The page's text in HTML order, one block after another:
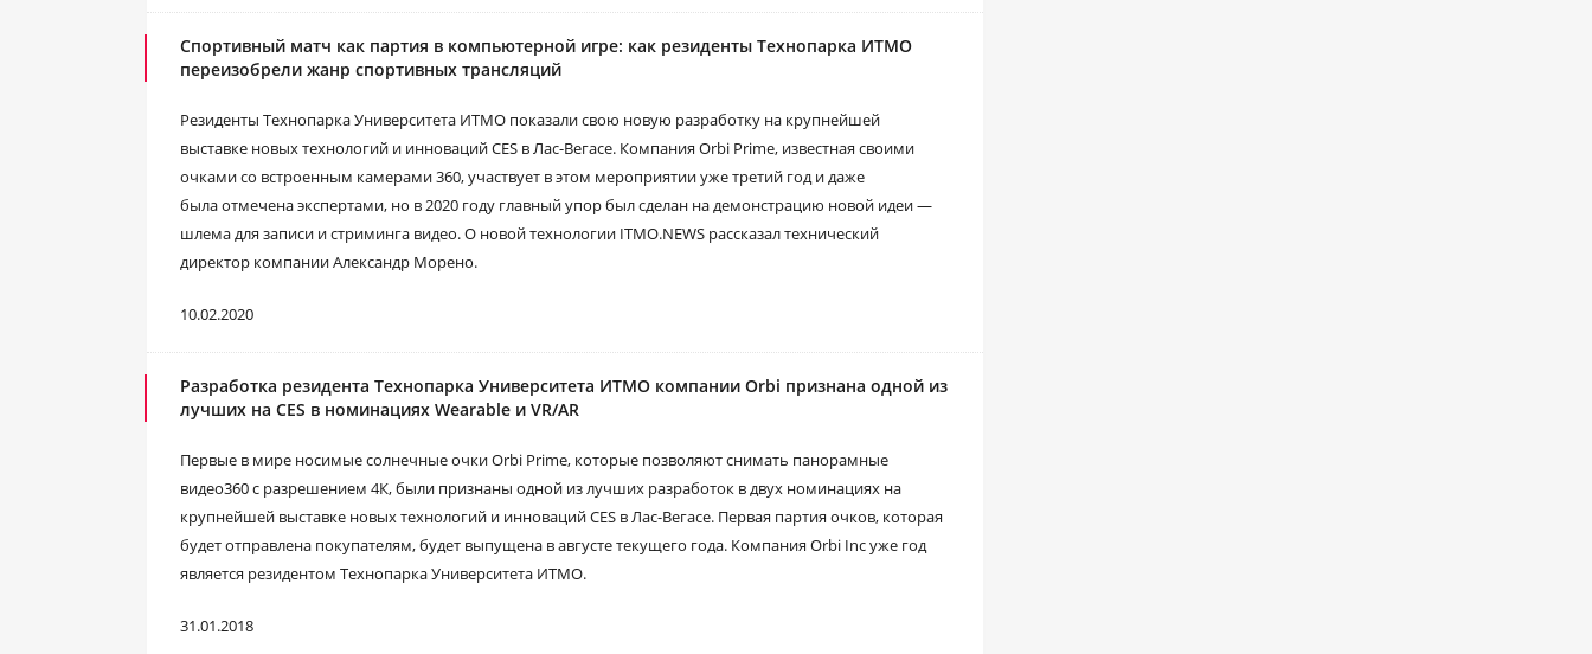
Спортивный матч как партия в компьютерной игре: как резиденты Технопарка ИТМО
переизобрели жанр спортивных трансляций
Резиденты Технопарка Университета ИТМО показали свою новую разработку на крупнейшей
выставке новых технологий и инноваций CES в Лас-Вегасе. Компания Orbi Prime, известная своими
очками со встроенным камерами 360, участвует в этом мероприятии уже третий год и даже
была отмечена экспертами, но в 2020 году главный упор был сделан на демонстрацию новой идеи —
шлема для записи и стриминга видео. О новой технологии ITMO.NEWS рассказал технический
директор компании Александр Морено.
10.02.2020
Разработка резидента Технопарка Университета ИТМО компании Orbi признана одной из
лучших на CES в номинациях Wearable и VR/AR
Первые в мире носимые солнечные очки Orbi Prime, которые позволяют снимать панорамные
видео360 с разрешением 4К, были признаны одной из лучших разработок в двух номинациях на
крупнейшей выставке новых технологий и инноваций CES в Лас-Вегасе. Первая партия очков, которая
будет отправлена покупателям, будет выпущена в августе текущего года. Компания Orbi Inc уже год
является резидентом Технопарка Университета ИТМО.
31.01.2018